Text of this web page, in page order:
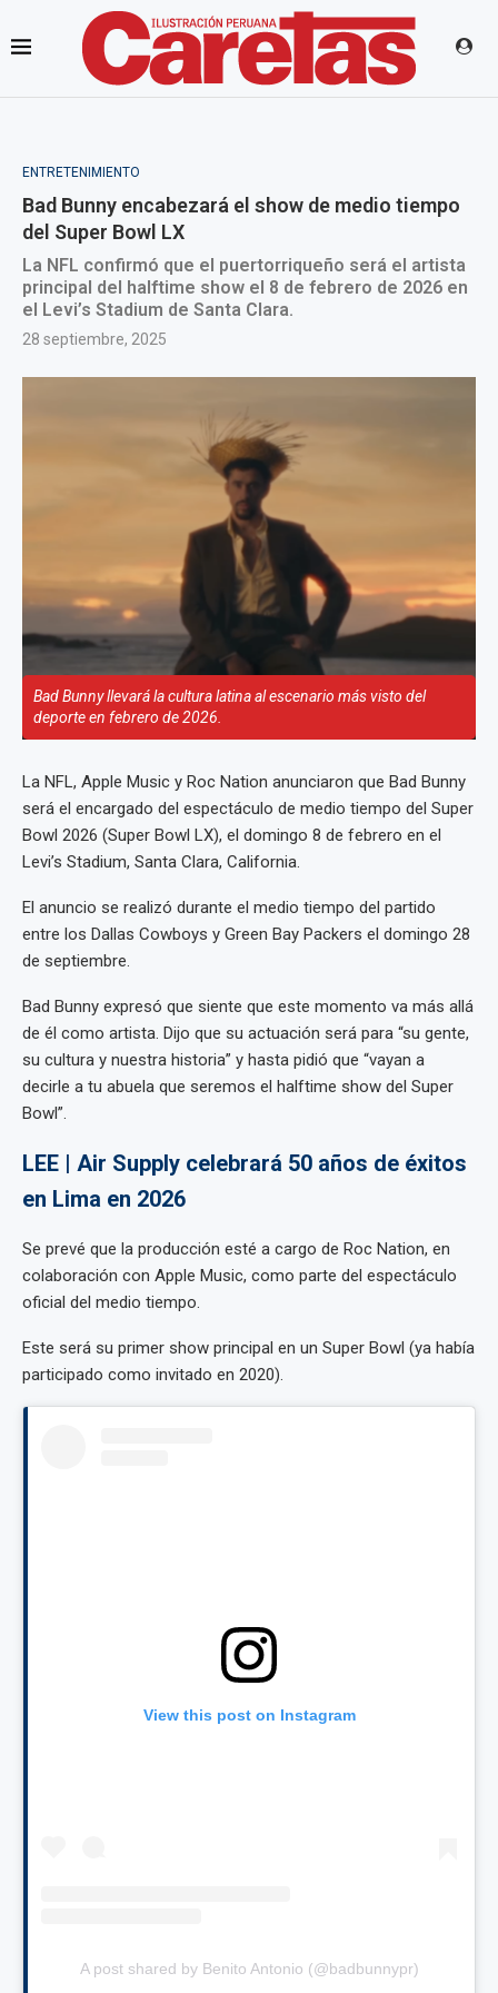
ENTRETENIMIENTO
Bad Bunny encabezará el show de medio tiempo
del Super Bowl LX
La NFL confirmó que el puertorriqueño será el artista
principal del halftime show el 8 de febrero de 2026 en
el Levi’s Stadium de Santa Clara.
28 septiembre, 2025
Bad Bunny llevará la cultura latina al escenario más visto del
deporte en febrero de 2026.
La NFL, Apple Music y Roc Nation anunciaron que Bad Bunny
será el encargado del espectáculo de medio tiempo del Super
Bowl 2026 (Super Bowl LX), el domingo 8 de febrero en el
Levi’s Stadium, Santa Clara, California.
El anuncio se realizó durante el medio tiempo del partido
entre los Dallas Cowboys y Green Bay Packers el domingo 28
de septiembre.
Bad Bunny expresó que siente que este momento va más allá
de él como artista. Dijo que su actuación será para “su gente,
su cultura y nuestra historia” y hasta pidió que “vayan a
decirle a tu abuela que seremos el halftime show del Super
Bowl”.
LEE | Air Supply celebrará 50 años de éxitos
en Lima en 2026
Se prevé que la producción esté a cargo de Roc Nation, en
colaboración con Apple Music, como parte del espectáculo
oficial del medio tiempo.
Este será su primer show principal en un Super Bowl (ya había
participado como invitado en 2020).
View this post on Instagram
A post shared by Benito Antonio (@badbunnypr)